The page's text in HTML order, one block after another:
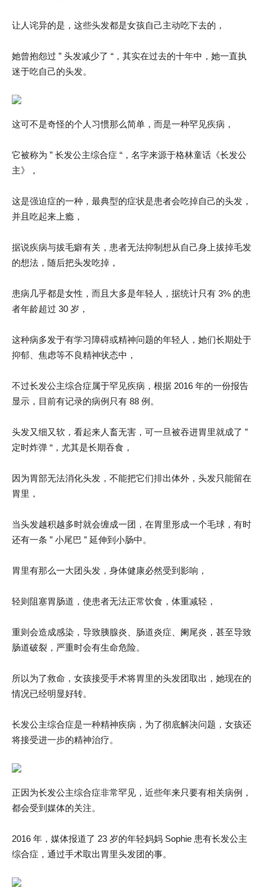
让人诧异的是，这些头发都是女孩自己主动吃下去的，
她曾抱怨过 ” 头发减少了 “，其实在过去的十年中，她一直执
迷于吃自己的头发。
这可不是奇怪的个人习惯那么简单，而是一种罕见疾病，
它被称为 ” 长发公主综合症 “，名字来源于格林童话《长发公
主》，
这是强迫症的一种，最典型的症状是患者会吃掉自己的头发，
并且吃起来上瘾，
据说疾病与拔毛癖有关，患者无法抑制想从自己身上拔掉毛发
的想法，随后把头发吃掉，
患病几乎都是女性，而且大多是年轻人，据统计只有 3% 的患
者年龄超过 30 岁，
这种病多发于有学习障碍或精神问题的年轻人，她们长期处于
抑郁、焦虑等不良精神状态中，
不过长发公主综合症属于罕见疾病，根据 2016 年的一份报告
显示，目前有记录的病例只有 88 例。
头发又细又软，看起来人畜无害，可一旦被吞进胃里就成了 ”
定时炸弹 “，尤其是长期吞食，
因为胃部无法消化头发，不能把它们排出体外，头发只能留在
胃里，
当头发越积越多时就会缠成一团，在胃里形成一个毛球，有时
还有一条 ” 小尾巴 ” 延伸到小肠中。
胃里有那么一大团头发，身体健康必然受到影响，
轻则阻塞胃肠道，使患者无法正常饮食，体重减轻，
重则会造成感染，导致胰腺炎、肠道炎症、阑尾炎，甚至导致
肠道破裂，严重时会有生命危险。
所以为了救命，女孩接受手术将胃里的头发团取出，她现在的
情况已经明显好转。
长发公主综合症是一种精神疾病，为了彻底解决问题，女孩还
将接受进一步的精神治疗。
正因为长发公主综合症非常罕见，近些年来只要有相关病例，
都会受到媒体的关注。
2016 年，媒体报道了 23 岁的年轻妈妈 Sophie 患有长发公主
综合症，通过手术取出胃里头发团的事。